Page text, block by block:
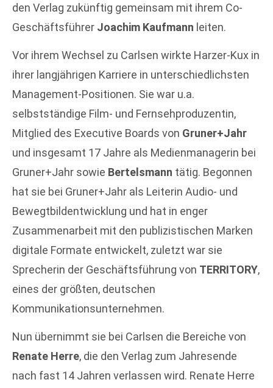
den Verlag zukünftig gemeinsam mit ihrem Co-
Geschäftsführer Joachim Kaufmann leiten.
Vor ihrem Wechsel zu Carlsen wirkte Harzer-Kux in
ihrer langjährigen Karriere in unterschiedlichsten
Management-Positionen. Sie war u.a.
selbstständige Film- und Fernsehproduzentin,
Mitglied des Executive Boards von Gruner+Jahr
und insgesamt 17 Jahre als Medienmanagerin bei
Gruner+Jahr sowie Bertelsmann tätig. Begonnen
hat sie bei Gruner+Jahr als Leiterin Audio- und
Bewegtbildentwicklung und hat in enger
Zusammenarbeit mit den publizistischen Marken
digitale Formate entwickelt, zuletzt war sie
Sprecherin der Geschäftsführung von TERRITORY,
eines der größten, deutschen
Kommunikationsunternehmen.
Nun übernimmt sie bei Carlsen die Bereiche von
Renate Herre, die den Verlag zum Jahresende
nach fast 14 Jahren verlassen wird. Renate Herre